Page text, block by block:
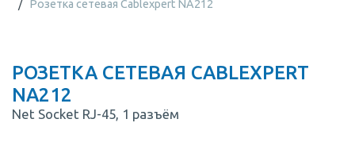
Розетка сетевая Cablexpert NA212
РОЗЕТКА СЕТЕВАЯ CABLEXPERT
NA212
Net Socket RJ-45, 1 разъём